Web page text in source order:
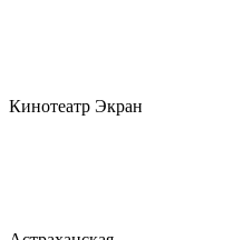
Кинотеатр Экран